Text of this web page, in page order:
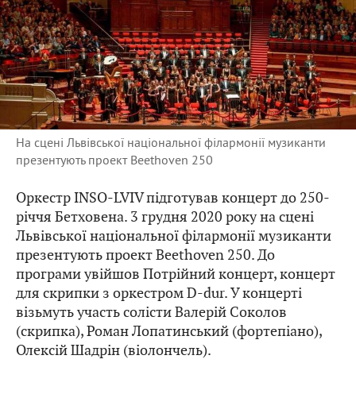
На сцені Львівської національної філармонії музиканти
презентують проект Beethoven 250
Оркестр INSO-LVIV підготував концерт до 250-
річчя Бетховена. 3 грудня 2020 року на сцені
Львівської національної філармонії музиканти
презентують проект Beethoven 250. До
програми увійшов Потрійний концерт, концерт
для скрипки з оркестром D-dur. У концерті
візьмуть участь солісти Валерій Соколов
(скрипка), Роман Лопатинський (фортепіано),
Олексій Шадрін (віолончель).